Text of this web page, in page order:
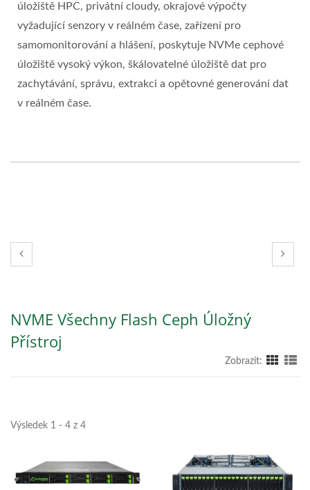
úložiště HPC, privátní cloudy, okrajové výpočty
vyžadující senzory v reálném čase, zařízení pro
samomonitorování a hlášení, poskytuje NVMe cephové
úložiště vysoký výkon, škálovatelné úložiště dat pro
zachytávání, správu, extrakci a opětovné generování dat
v reálném čase.
NVME Všechny Flash Ceph Úložný
Přístroj
Zobrazit:
Výsledek 1 - 4 z 4